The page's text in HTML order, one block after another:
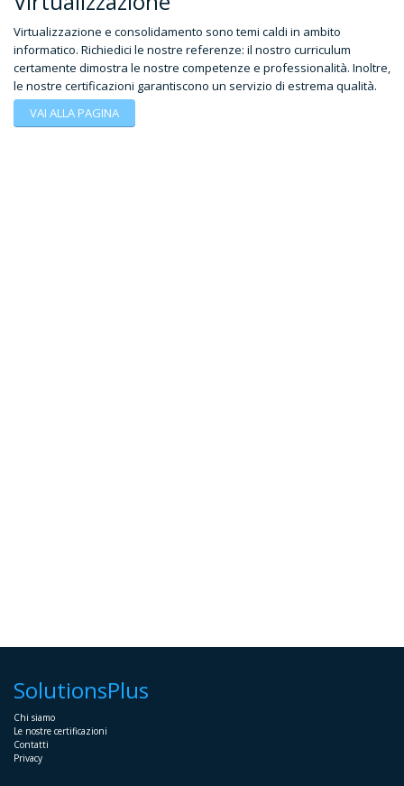
Virtualizzazione e consolidamento sono temi caldi in ambito
informatico. Richiedici le nostre referenze: il nostro curriculum
certamente dimostra le nostre competenze e professionalità. Inoltre,
le nostre certificazioni garantiscono un servizio di estrema qualità.
VAI ALLA PAGINA
SolutionsPlus
Chi siamo
Le nostre certificazioni
Contatti
Privacy